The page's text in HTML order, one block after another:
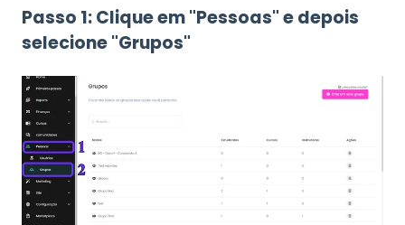
Passo 1: Clique em "Pessoas" e depois
selecione "Grupos"